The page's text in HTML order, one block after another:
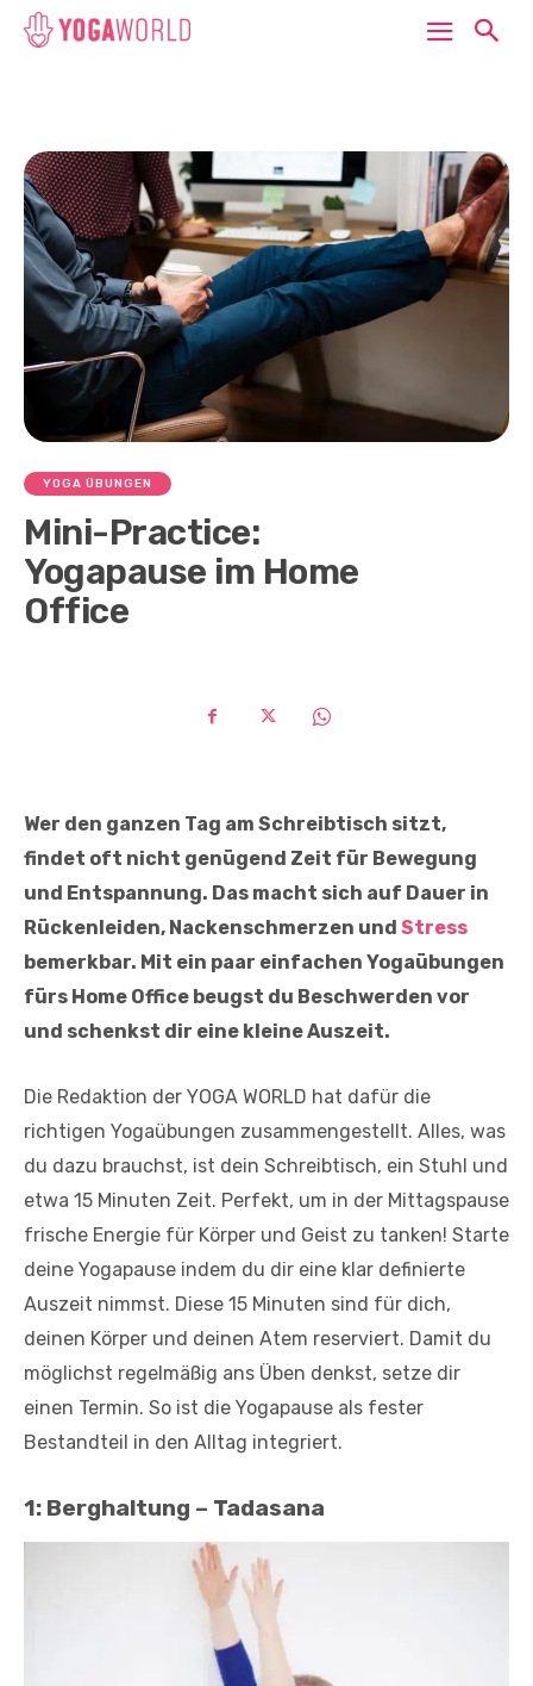
YOGA ÜBUNGEN
Mini-Practice:
Yogapause im Home
Office
Wer den ganzen Tag am Schreibtisch sitzt,
findet oft nicht genügend Zeit für Bewegung
und Entspannung. Das macht sich auf Dauer in
Rückenleiden, Nackenschmerzen und Stress
bemerkbar. Mit ein paar einfachen Yogaübungen
fürs Home Office beugst du Beschwerden vor
und schenkst dir eine kleine Auszeit.
Die Redaktion der YOGA WORLD hat dafür die
richtigen Yogaübungen zusammengestellt. Alles, was
du dazu brauchst, ist dein Schreibtisch, ein Stuhl und
etwa 15 Minuten Zeit. Perfekt, um in der Mittagspause
frische Energie für Körper und Geist zu tanken! Starte
deine Yogapause indem du dir eine klar definierte
Auszeit nimmst. Diese 15 Minuten sind für dich,
deinen Körper und deinen Atem reserviert. Damit du
möglichst regelmäßig ans Üben denkst, setze dir
einen Termin. So ist die Yogapause als fester
Bestandteil in den Alltag integriert.
1: Berghaltung – Tadasana